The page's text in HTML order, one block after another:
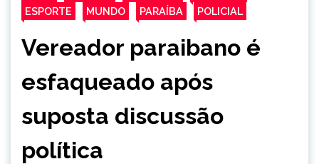
ESPORTE
MUNDO PARAÍBA POLICIAL
Vereador paraibano é
esfaqueado após
suposta discussão
política